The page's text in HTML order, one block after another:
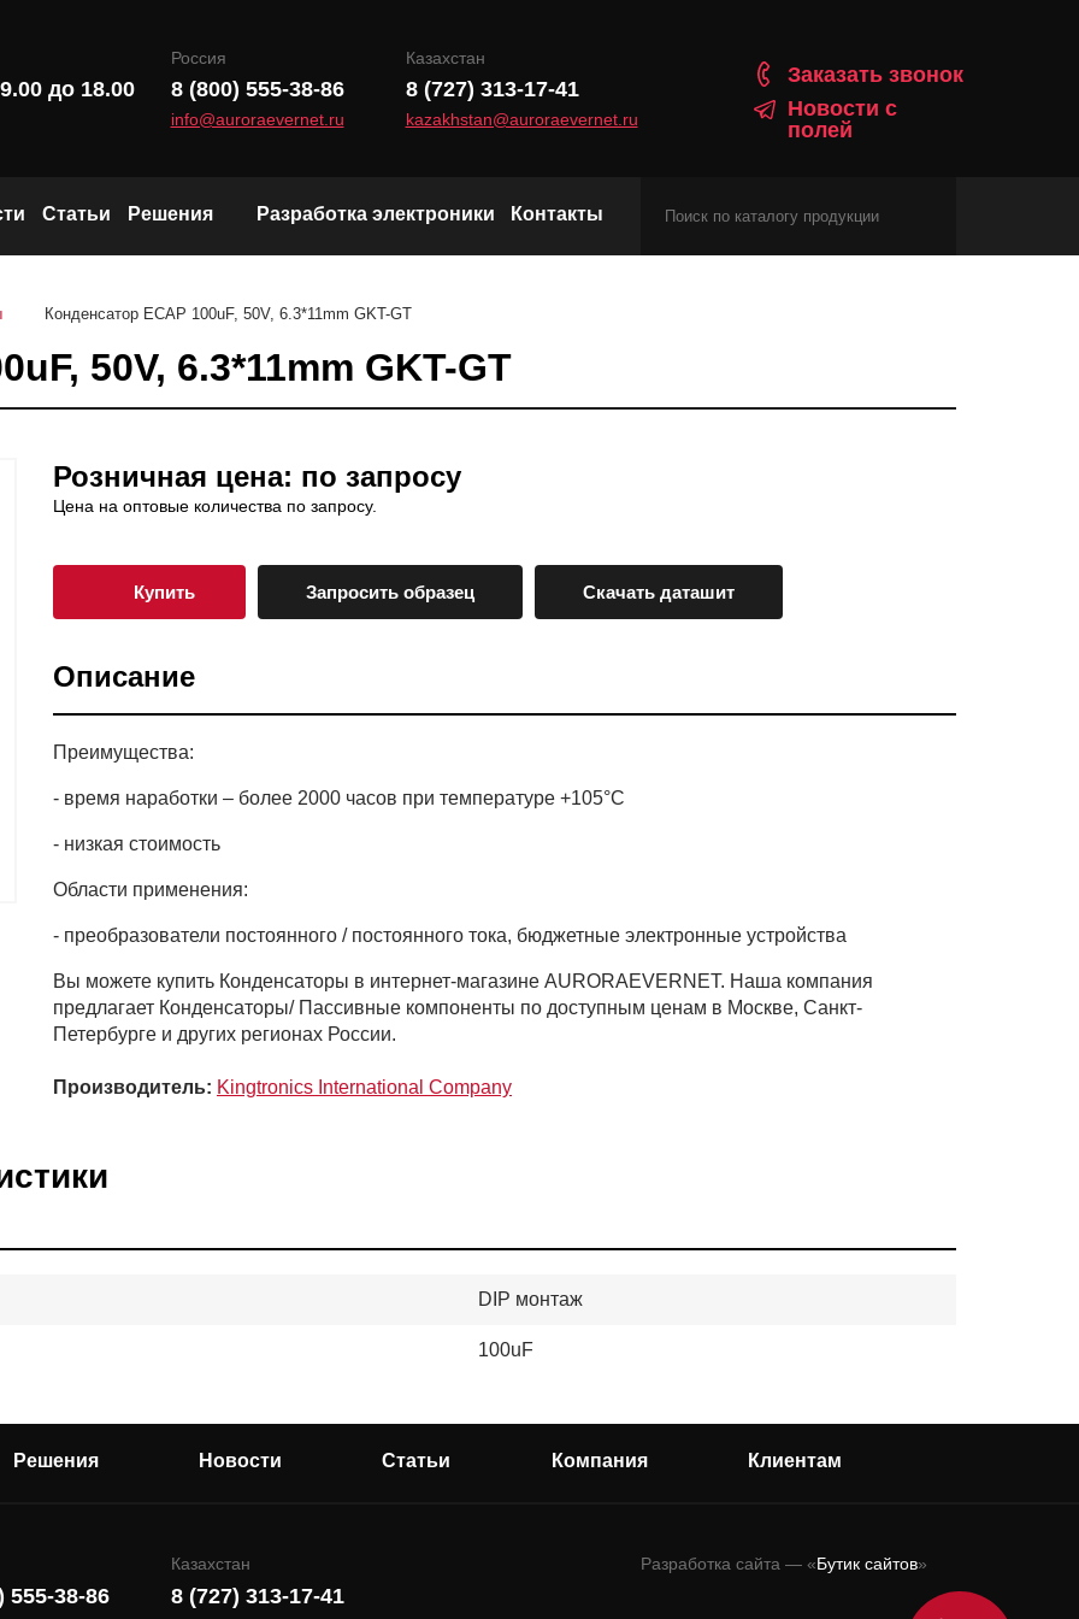
до 18.00
Россия
8 (800) 555-38-86
info@auroraevernet.ru
Казахстан
8 (727) 313-17-41
kazakhstan@auroraevernet.ru
Заказать звонок
Новости с
полей
Wi-Fi и Bluetooth модули
Статьи Решения Разработка электроники Контакты
Конденсатор ECAP 100uF, 50V, 6.3*11mm GKT-GT
50V, 6.3*11mm GKT-GT
Розничная цена: по запросу
Цена на оптовые количества по запросу.
Купить Запросить образец Скачать даташит
Описание
Преимущества:
- время наработки – более 2000 часов при температуре +105°C
- низкая стоимость
Области применения:
- преобразователи постоянного / постоянного тока, бюджетные электронные устройства
Вы можете купить Конденсаторы в интернет-магазине AURORAEVERNET. Наша компания
предлагает Конденсаторы/ Пассивные компоненты по доступным ценам в Москве, Санкт-
Петербурге и других регионах России.
Производитель: Kingtronics International Company
DIP монтаж
100uF
Решения Новости Статьи Компания Клиентам
Как получить товар
555-38-86
Казахстан
8 (727) 313-17-41
Разработка сайта — «Бутик сайтов»